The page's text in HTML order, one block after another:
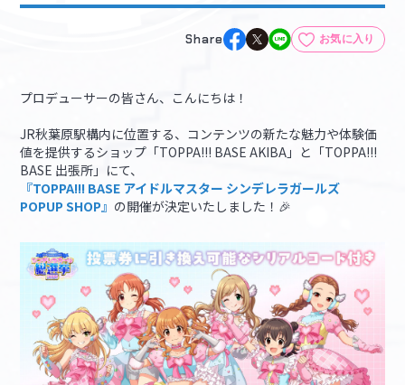
お気に入り
マイスケジュール
マイデスク設定変更 バンダイナムコID Link設定
Share お気に入り
プロデューサーの皆さん、こんにちは！
JR秋葉原駅構内に位置する、コンテンツの新たな魅力や体験価
値を提供するショップ「TOPPA!!! BASE AKIBA」と「TOPPA!!!
BASE 出張所」にて、
『TOPPA!!! BASE アイドルマスター シンデレラガールズ
POPUP SHOP』 の開催が決定いたしました！🎉